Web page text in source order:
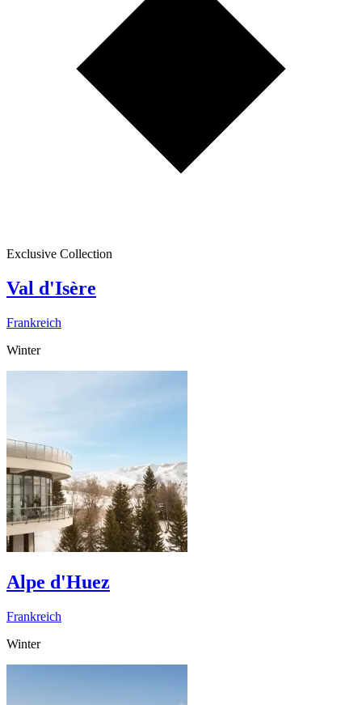
Exclusive Collection
Val d'Isère
Frankreich
Winter
Alpe d'Huez
Frankreich
Winter